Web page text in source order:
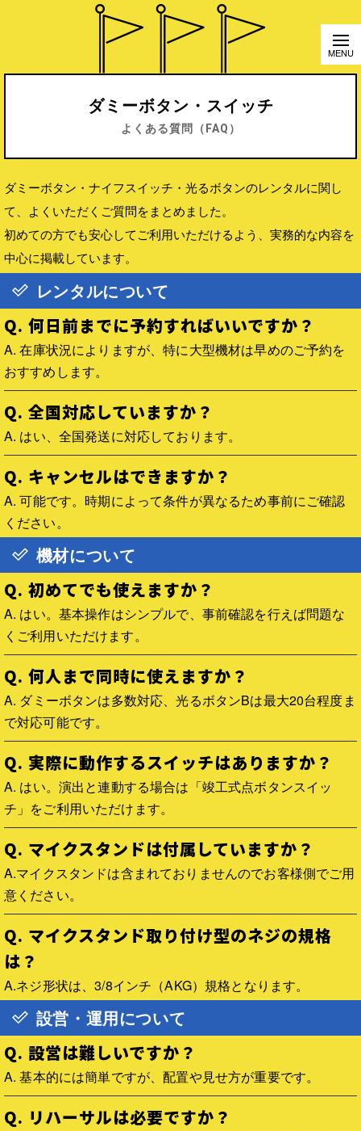
ダミーボタン・スイッチ
よくある質問（FAQ）
ダミーボタン・ナイフスイッチ・光るボタンのレンタルに関し
て、よくいただくご質問をまとめました。
初めての方でも安心してご利用いただけるよう、実務的な内容を
中心に掲載しています。
レンタルについて
Q. 何日前までに予約すればいいですか？
A. 在庫状況によりますが、特に大型機材は早めのご予約を
おすすめします。
Q. 全国対応していますか？
A. はい、全国発送に対応しております。
Q. キャンセルはできますか？
A. 可能です。時期によって条件が異なるため事前にご確認
ください。
機材について
Q. 初めてでも使えますか？
A. はい。基本操作はシンプルで、事前確認を行えば問題な
くご利用いただけます。
Q. 何人まで同時に使えますか？
A. ダミーボタンは多数対応、光るボタンBは最大20台程度ま
で対応可能です。
Q. 実際に動作するスイッチはありますか？
A. はい。演出と連動する場合は「竣工式点ボタンスイッ
チ」をご利用いただけます。
Q. マイクスタンドは付属していますか？
A.マイクスタンドは含まれておりませんのでお客様側でご用
意ください。
Q. マイクスタンド取り付け型のネジの規格
は？
A.ネジ形状は、3/8インチ（AKG）規格となります。
設営・運用について
Q. 設営は難しいですか？
A. 基本的には簡単ですが、配置や見せ方が重要です。
Q. リハーサルは必要ですか？